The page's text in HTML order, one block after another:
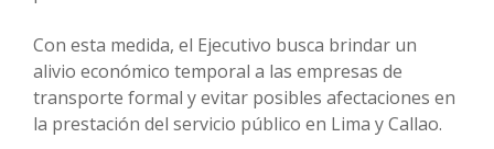
Con esta medida, el Ejecutivo busca brindar un
alivio económico temporal a las empresas de
transporte formal y evitar posibles afectaciones en
la prestación del servicio público en Lima y Callao.